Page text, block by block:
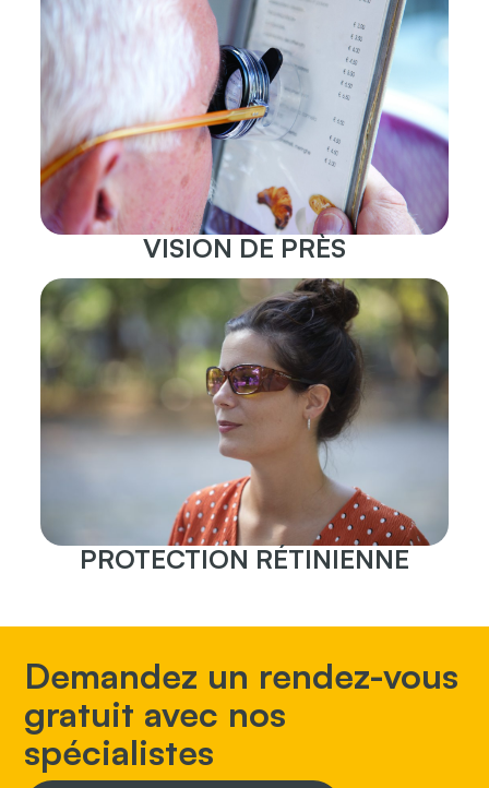
VISION DE PRÈS
PROTECTION RÉTINIENNE
Demandez un rendez-vous
gratuit avec nos
spécialistes